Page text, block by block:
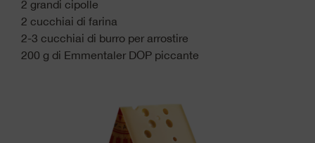
2 grandi cipolle
2 cucchiai di farina
2-3 cucchiai di burro per arrostire
200 g di Emmentaler DOP piccante